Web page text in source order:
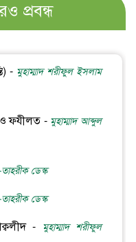
প্রবন্ধ
- মুহাম্মাদ শরীফুল ইসলাম
ফযীলত - মুহাম্মাদ আব্দুল
ডেস্ক
ডেস্ক
-
মুহাম্মাদ শরীফুল